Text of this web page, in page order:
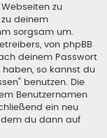
zu
deinem
sorgsam um.
von phpBB
deinem Passwort
so kannst du
benutzen. Die
Benutzernamen
ein neu
du dann auf